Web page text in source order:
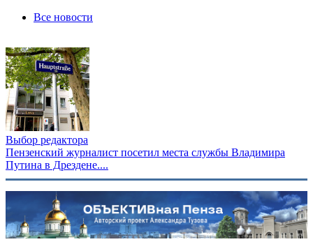
Все новости
Выбор редактора
Пензенский журналист посетил места службы Владимира
Путина в Дрездене....